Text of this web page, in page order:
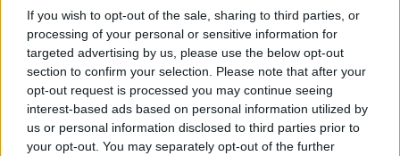
If you wish to opt-out of the sale, sharing to third parties, or
processing of your personal or sensitive information for
targeted advertising by us, please use the below opt-out
section to confirm your selection. Please note that after your
opt-out request is processed you may continue seeing
interest-based ads based on personal information utilized by
us or personal information disclosed to third parties prior to
your opt-out. You may separately opt-out of the further
zauważyłam śluz z krwią na papierze
toaletowym. Podczas badania 26.01 okazało się
że mam nadżerkę. Nie mam boleści brzucha.
Czy to jest powód do zmartwien. W sobotę
miałam USG pierwsze i jeszcze pęcherzyk był za
mały 5,5mm. I od czego może tak się dziać.
Forum:Ciąża - czy to możliwe? Wszystko o...
gość